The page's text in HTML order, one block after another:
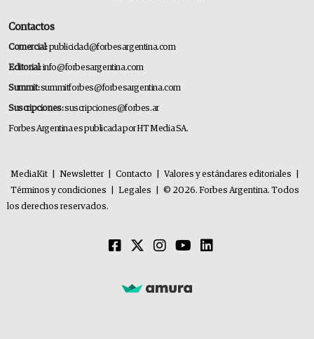
Contactos
Comercial:publicidad@forbesargentina.com
Editorial:info@forbesargentina.com
Summit:summitforbes@forbesargentina.com
Suscripciones:suscripciones@forbes.ar
Forbes Argentina es publicada por HT Media SA.
MediaKit Newsletter Contacto Valores y estándares editoriales
Términos y condiciones
Legales
© 2026. Forbes Argentina. Todos
los derechos reservados.